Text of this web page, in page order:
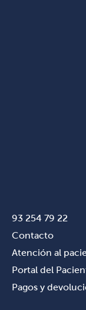
93 254 79 22
Contacto
Atención al
Portal del
Pagos y